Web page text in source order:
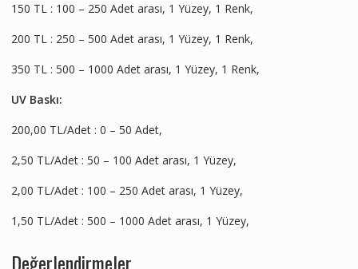
150 TL : 100 – 250 Adet arası, 1 Yüzey, 1 Renk,
200 TL : 250 – 500 Adet arası, 1 Yüzey, 1 Renk,
350 TL : 500 – 1000 Adet arası, 1 Yüzey, 1 Renk,
UV Baskı:
200,00 TL/Adet : 0 – 50 Adet,
2,50 TL/Adet : 50 – 100 Adet arası, 1 Yüzey,
2,00 TL/Adet : 100 – 250 Adet arası, 1 Yüzey,
1,50 TL/Adet : 500 – 1000 Adet arası, 1 Yüzey,
Değerlendirmeler